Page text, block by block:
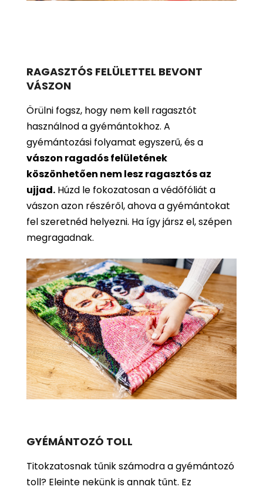
RAGASZTÓS FELÜLETTEL BEVONT
VÁSZON
Örülni fogsz, hogy nem kell ragasztót
használnod a gyémántokhoz. A
gyémántozási folyamat egyszerű, és a
vászon ragadós felületének
köszönhetően nem lesz ragasztós az
ujjad. Húzd le fokozatosan a védőfóliát a
vászon azon részéről, ahova a gyémántokat
fel szeretnéd helyezni. Ha így jársz el, szépen
megragadnak.
GYÉMÁNTOZÓ TOLL
Titokzatosnak tűnik számodra a gyémántozó
toll? Eleinte nekünk is annak tűnt. Ez